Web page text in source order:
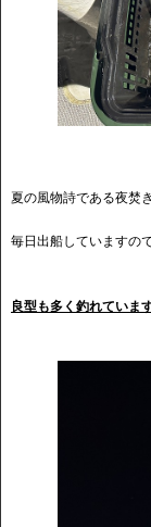
夏の風物詩である夜焚
毎日出船していますの
良型も多く釣れていま